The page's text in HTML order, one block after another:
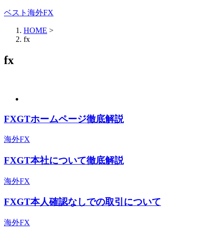
ベスト海外FX
HOME >
fx
fx
FXGTホームページ徹底解説
海外FX
FXGT本社について徹底解説
海外FX
FXGT本人確認なしでの取引について
海外FX